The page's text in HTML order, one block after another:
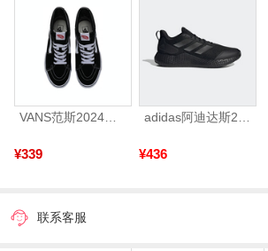
VANS范斯2024中性SK8-HiCL帆布鞋/硫化鞋VN000D5IB8C
¥339 ¥436
联系客服